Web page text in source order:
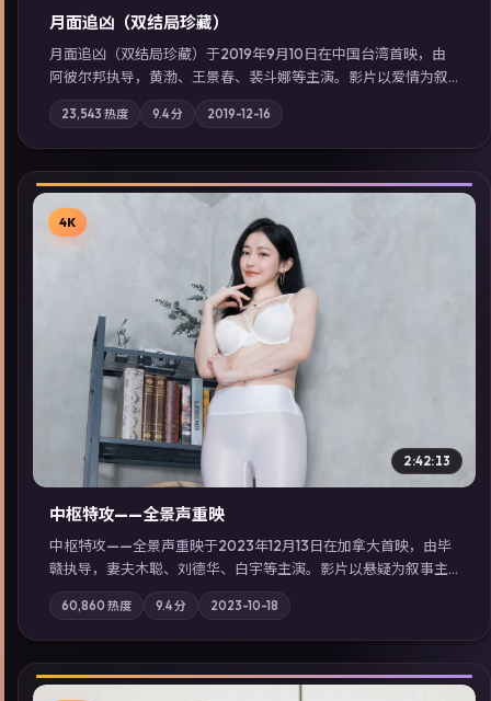
月面追凶（双结局珍藏）
月面追凶（双结局珍藏）于2019年9月10日在中国台湾首映，由
阿彼尔邦执导，黄渤、王景春、裴斗娜等主演。影片以爱情为叙
事主轴，两代人的执念在暴风雨夜正面相撞；摄影与配乐强化地
域气质；站内亦可通过「国产免费观看高清电视剧在线看」延展
检索同类型高分佳作，畅享高清在线追剧体验。
23,543 热度 9.4分 2019-12-16
▶
4K
2:42:13
中枢特攻——全景声重映
中枢特攻——全景声重映于2023年12月13日在加拿大首映，由毕
赣执导，妻夫木聪、刘德华、白宇等主演。影片以悬疑为叙事主
轴，一次普通通勤演变成全城关注的生死营救；摄影与配乐强化
地域气质；站内亦可通过「国产免费观看高清电视剧在线看」延
展检索同类型高分佳作，畅享高清在线追剧体验。
60,860 热度 9.4分 2023-10-18